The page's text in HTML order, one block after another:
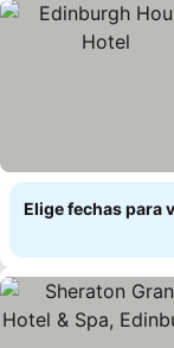
Elige fechas para